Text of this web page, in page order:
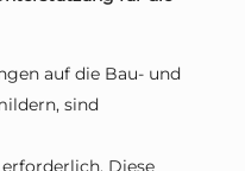
auf die Bau- und
sind
Diese